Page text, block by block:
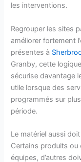
les interventions.
Regrouper les sites
améliorer fortement
présentes à
Granby, cette
sécurise davantage
utile lorsque des
programmés sur
période.
Le matériel aussi
Certains produits ou
équipes, d’autres